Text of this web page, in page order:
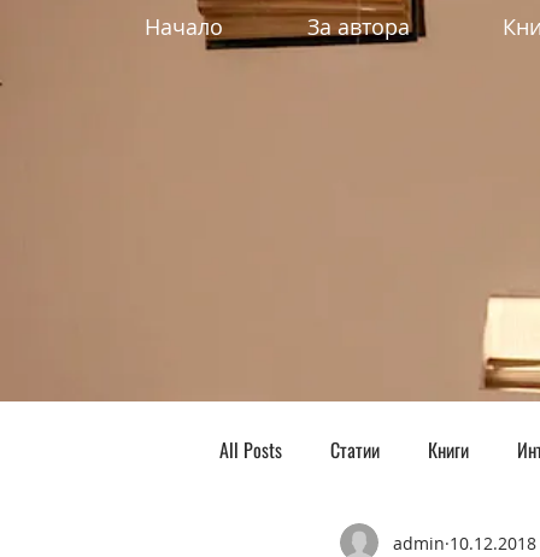
All Posts Статии Книги
admin 10.12.2018
Начало За автора